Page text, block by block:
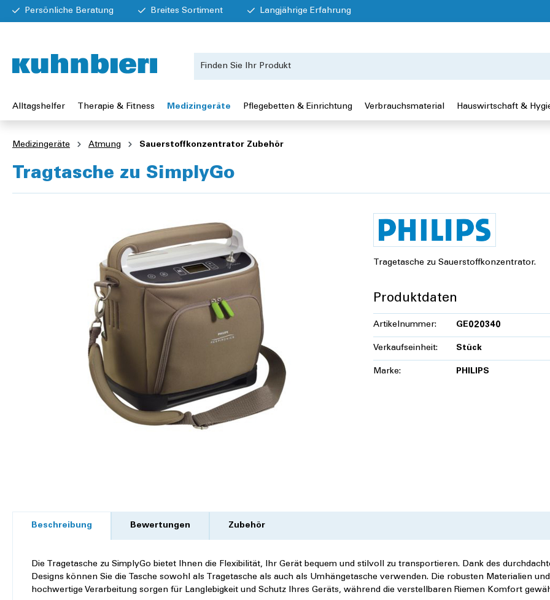
Persönliche Beratung Breites Sortiment Langjährige Erfahrung
Alltagshelfer Therapie & Fitness Medizingeräte Pflegebetten & Einrichtung Verbrauchsmaterial Hauswirtschaft &
Medizingeräte Atmung Sauerstoffkonzentrator Zubehör
Tragtasche zu SimplyGo
Tragetasche zu Sauerstoffkonzentrator.
Produktdaten
Artikelnummer: GE020340
Verkaufseinheit: Stück
Marke: PHILIPS
Beschreibung Bewertungen Zubehör
Die Tragetasche zu SimplyGo bietet Ihnen die Flexibilität, Ihr Gerät bequem und stilvoll zu transportieren. Dank des
Designs können Sie die Tasche sowohl als Tragetasche als auch als Umhängetasche verwenden. Die robusten Materialien
hochwertige Verarbeitung sorgen für Langlebigkeit und Schutz Ihres Geräts, während die verstellbaren Riemen Komfort